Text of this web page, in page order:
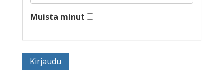
Muista minut